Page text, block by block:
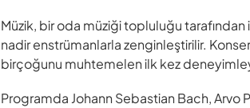
Müzik, bir oda müziği topluluğu
nadir enstrümanlarla zenginleştirilir.
birçoğunu muhtemelen ilk kez
Programda Johann Sebastian Bach, Arvo